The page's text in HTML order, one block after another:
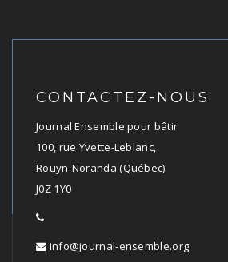
CONTACTEZ-NOUS
Journal Ensemble pour bâtir
100, rue Yvette-Leblanc,
Rouyn-Noranda (Québec)
J0Z 1Y0
info@journal-ensemble.org